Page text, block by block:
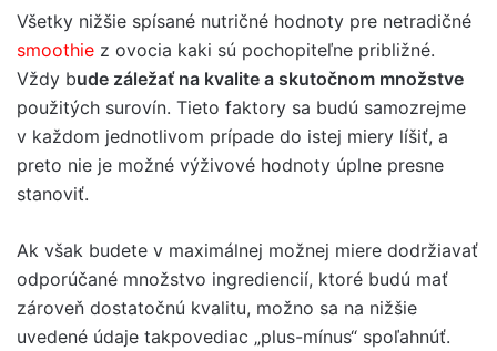
Všetky nižšie spísané nutričné ​​hodnoty pre netradičné
smoothie z ovocia kaki sú pochopiteľne približné.
Vždy bude záležať na kvalite a skutočnom množstve
použitých surovín. Tieto faktory sa budú samozrejme
v každom jednotlivom prípade do istej miery líšiť, a
preto nie je možné výživové hodnoty úplne presne
stanoviť.
Ak však budete v maximálnej možnej miere dodržiavať
odporúčané množstvo ingrediencií, ktoré budú mať
zároveň dostatočnú kvalitu, možno sa na nižšie
uvedené údaje takpovediac „plus-mínus“ spoľahnúť.